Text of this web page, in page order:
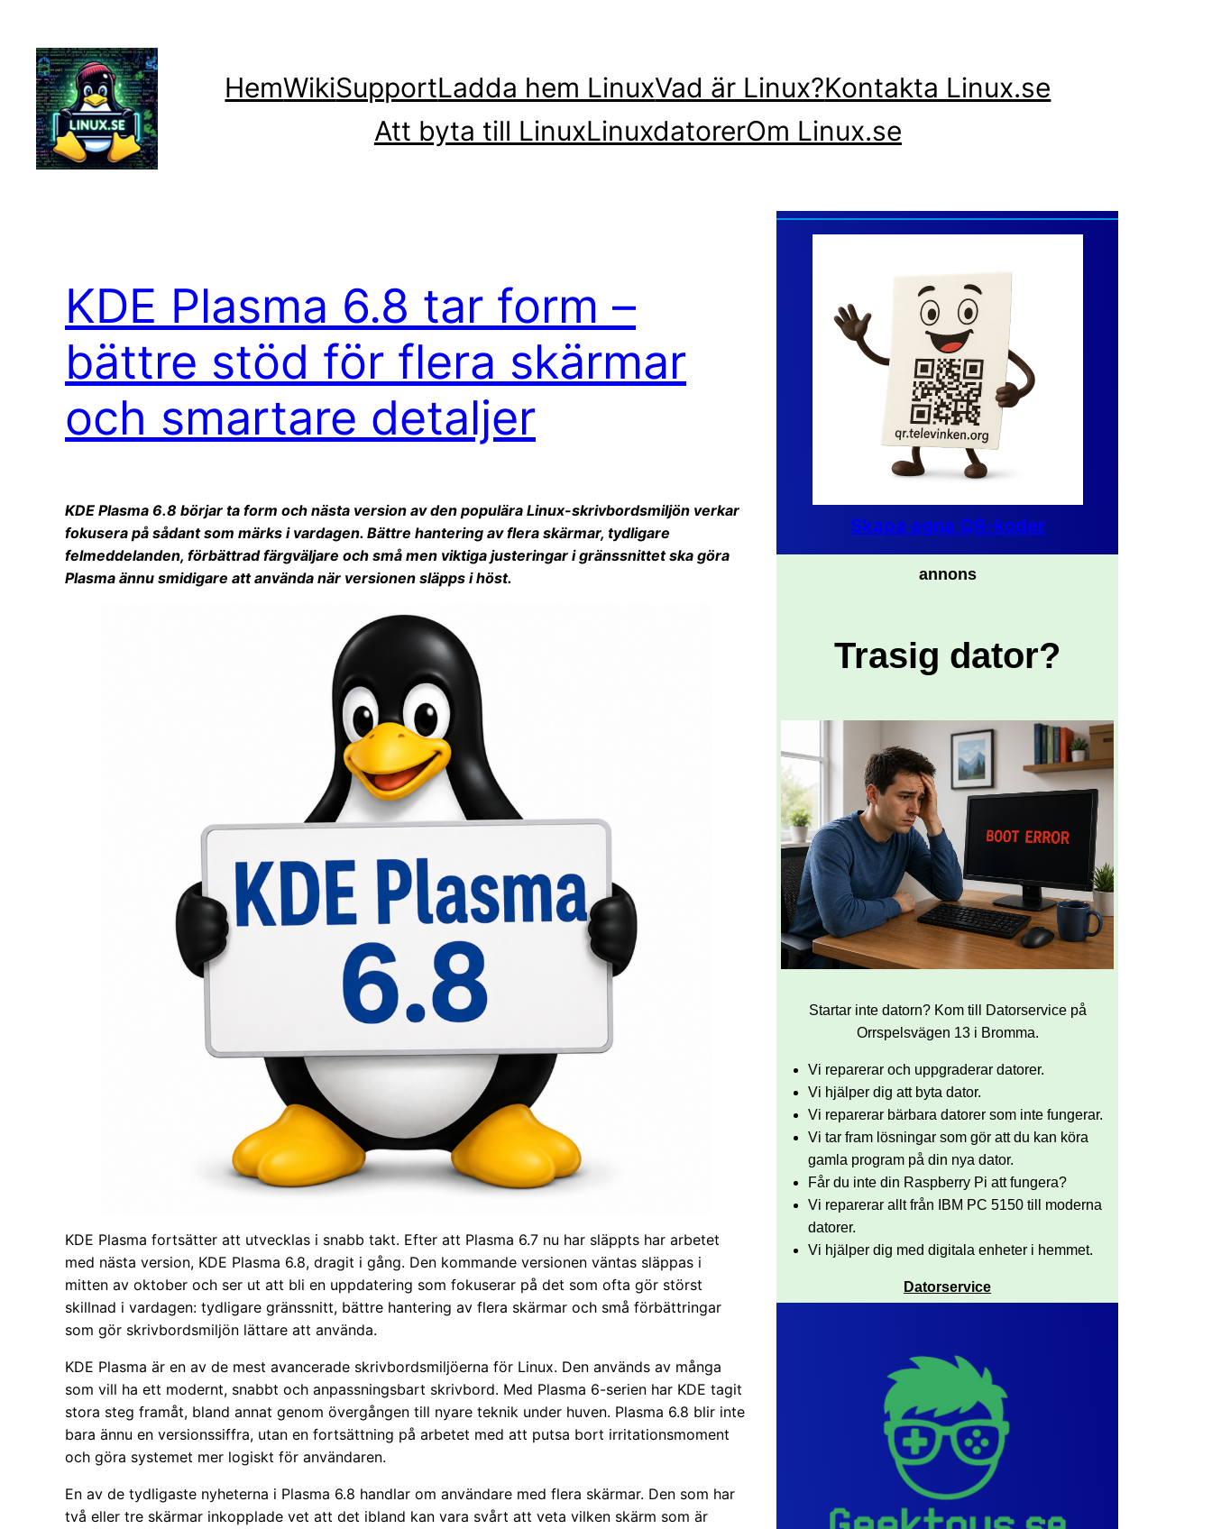
innehåll
HemWikiSupportLadda hem LinuxVad är Linux?Kontakta Linux.se
Att byta till LinuxLinuxdatorerOm Linux.se
KDE Plasma 6.8 tar form –
bättre stöd för flera skärmar
och smartare detaljer
KDE Plasma 6.8 börjar ta form och nästa version av den populära Linux-skrivbordsmiljön verkar
fokusera på sådant som märks i vardagen. Bättre hantering av flera skärmar, tydligare
felmeddelanden, förbättrad färgväljare och små men viktiga justeringar i gränssnittet ska göra
Plasma ännu smidigare att använda när versionen släpps i höst.
KDE Plasma fortsätter att utvecklas i snabb takt. Efter att Plasma 6.7 nu har släppts har arbetet
med nästa version, KDE Plasma 6.8, dragit i gång. Den kommande versionen väntas släppas i
mitten av oktober och ser ut att bli en uppdatering som fokuserar på det som ofta gör störst
skillnad i vardagen: tydligare gränssnitt, bättre hantering av flera skärmar och små förbättringar
som gör skrivbordsmiljön lättare att använda.
KDE Plasma är en av de mest avancerade skrivbordsmiljöerna för Linux. Den används av många
som vill ha ett modernt, snabbt och anpassningsbart skrivbord. Med Plasma 6-serien har KDE tagit
stora steg framåt, bland annat genom övergången till nyare teknik under huven. Plasma 6.8 blir inte
bara ännu en versionssiffra, utan en fortsättning på arbetet med att putsa bort irritationsmoment
och göra systemet mer logiskt för användaren.
En av de tydligaste nyheterna i Plasma 6.8 handlar om användare med flera skärmar. Den som har
två eller tre skärmar inkopplade vet att det ibland kan vara svårt att veta vilken skärm som är
Skapa egna QR-koder
annons
Trasig dator?
Startar inte datorn? Kom till Datorservice på
Orrspelsvägen 13 i Bromma.
Vi reparerar och uppgraderar datorer.
Vi hjälper dig att byta dator.
Vi reparerar bärbara datorer som inte fungerar.
Vi tar fram lösningar som gör att du kan köra
gamla program på din nya dator.
Får du inte din Raspberry Pi att fungera?
Vi reparerar allt från IBM PC 5150 till moderna
datorer.
Vi hjälper dig med digitala enheter i hemmet.
Datorservice